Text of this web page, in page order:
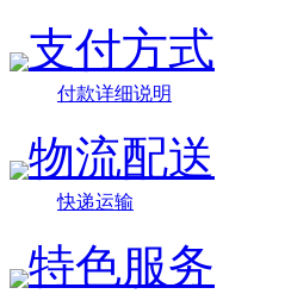
支付方式
付款详细说明
物流配送
快递运输
特色服务